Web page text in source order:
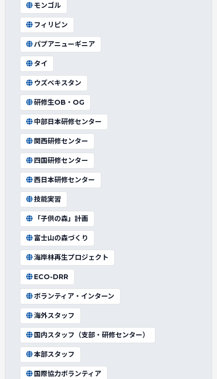
モンゴル
フィリピン
パプアニューギニア
タイ
ウズベキスタン
研修生OB・OG
中部日本研修センター
関西研修センター
四国研修センター
西日本研修センター
技能実習
「子供の森」計画
富士山の森づくり
海岸林再生プロジェクト
ECO-DRR
ボランティア・インターン
海外スタッフ
国内スタッフ（支部・研修センター）
本部スタッフ
国際協力ボランティア